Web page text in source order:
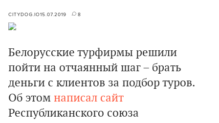
CITYDOG.IO15.07.2019 8
Белорусские турфирмы решили
пойти на отчаянный шаг – брать
деньги с клиентов за подбор туров.
Об этом написал сайт
Республиканского союза